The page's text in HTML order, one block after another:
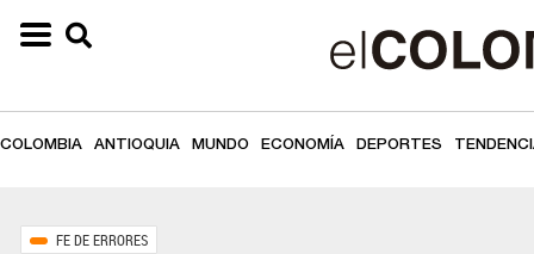
COLOMBIA ANTIOQUIA MUNDO ECONOMÍA DEPORTES
FE DE ERRORES